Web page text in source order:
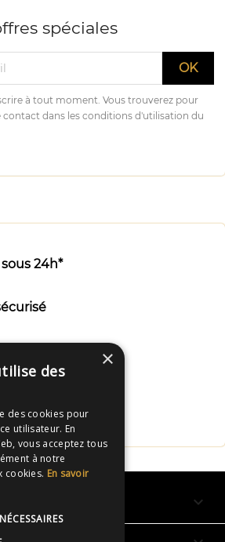
spéciales
à tout moment. Vous trouverez pour
dans les conditions d'utilisation du
24h*

×
des
des cookies pour
utilisateur. En
vous acceptez tous
à notre
cookies. En savoir